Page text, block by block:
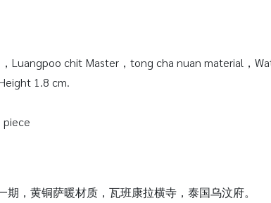
Luangpoo chit Master，tong cha nuan material，
1.8 cm.
期，黄铜萨暖材质，瓦班康拉横寺，泰国乌汶府。